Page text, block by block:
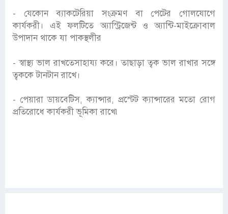
- যেকোন ব্যাকটেরিয়া সংক্রমণ বা পেটের গোলযোগে
কার্যকরী। এই ফলটিতে অ্যাস্ট্রিজেন্ট ও অ্যান্টি-মাইক্রোবাল
উপাদান থাকে যা পাকস্থলীর
- স্বাস্থ্য ভাল রাখতেসাহায্য করে। তাছাড়া ত্বক ভাল রাখার সঙ্গে
ত্বককে টানটান রাখে।
- পেয়ারা ডায়বেটিস, ক্যান্সার, প্রস্টেট ক্যান্সারের মতো রোগ
প্রতিরোধে কার্যকরী ভূমিকা রাখে৷